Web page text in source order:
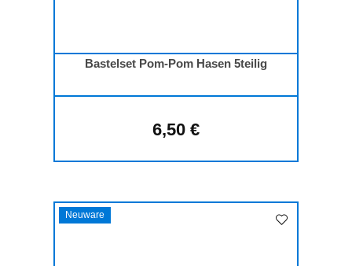
Bastelset Pom-Pom Hasen 5teilig
Regulärer Preis:
6,50 €
Neuware